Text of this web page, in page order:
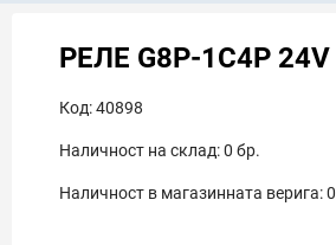
РЕЛЕ G8P-1C4P 24V
Код:40898
Наличност на склад:0 бр.
Наличност в магазинната верига:0